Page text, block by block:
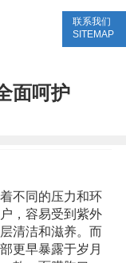
联系我们
SITEMAP
面呵护
不同的压力和环
，容易受到紫外
清洁和滋养。而
更早暴露于岁月